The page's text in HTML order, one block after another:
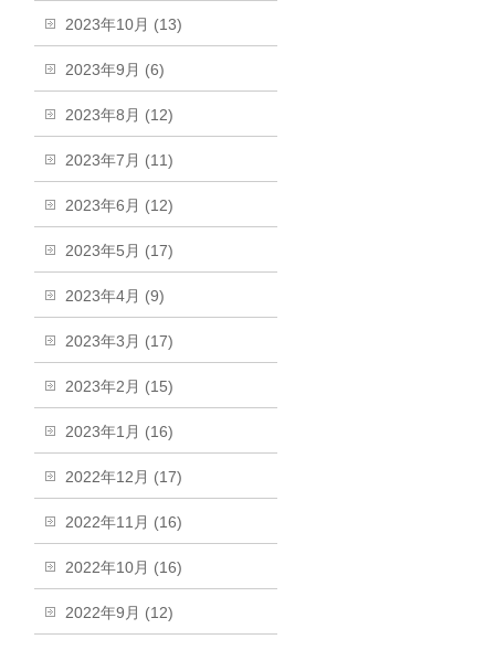
2023年10月 (13)
2023年9月 (6)
2023年8月 (12)
2023年7月 (11)
2023年6月 (12)
2023年5月 (17)
2023年4月 (9)
2023年3月 (17)
2023年2月 (15)
2023年1月 (16)
2022年12月 (17)
2022年11月 (16)
2022年10月 (16)
2022年9月 (12)